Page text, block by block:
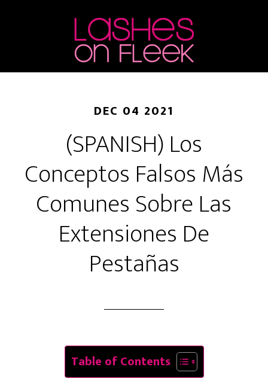
DEC 04 2021
(SPANISH) Los
Conceptos Falsos Más
Comunes Sobre Las
Extensiones De
Pestañas
Table of Contents